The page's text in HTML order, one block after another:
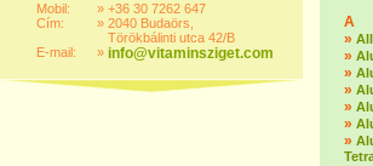
Mobil:
Cím:
E-mail:
»
»
»
+36 30 7262 647
2040 Budaörs,
Törökbálinti utca 42/B
info@vitaminsziget.com
A
»
»
»
»
»
»
»